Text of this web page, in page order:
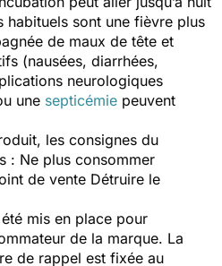
habituels sont une fièvre plus
de maux de tête et
(nausées, diarrhées,
neurologiques
une septicémie peuvent
les consignes du
: Ne plus consommer
de vente Détruire le
mis en place pour
de la marque. La
de rappel est fixée au